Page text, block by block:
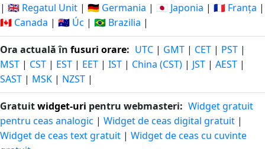
| 🇬🇧 Regatul Unit | 🇩🇪 Germania | 🇯🇵 Japonia | 🇫🇷 Franța |
🇨🇦 Canada | 🇦🇺 Úc | 🇧🇷 Brazilia |
Ora actuală în fusuri orare: UTC | GMT | CET | PST |
MST | CST | EST | EET | IST | China (CST) | JST | AEST |
SAST | MSK | NZST |
Gratuitwidget-uri pentru webmasteri: Widget gratuit
pentru ceas analogic | Widget de ceas digital gratuit |
Widget de ceas text gratuit | Widget de ceas cu cuvinte